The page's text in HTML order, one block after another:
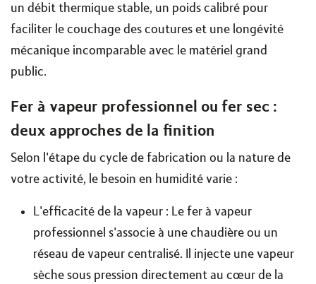
un débit thermique stable, un poids calibré pour
faciliter le couchage des coutures et une longévité
mécanique incomparable avec le matériel grand
public.
Fer à vapeur professionnel ou fer sec :
deux approches de la finition
Selon l'étape du cycle de fabrication ou la nature de
votre activité, le besoin en humidité varie :
L'efficacité de la vapeur : Le fer à vapeur
professionnel s'associe à une chaudière ou un
réseau de vapeur centralisé. Il injecte une vapeur
sèche sous pression directement au cœur de la